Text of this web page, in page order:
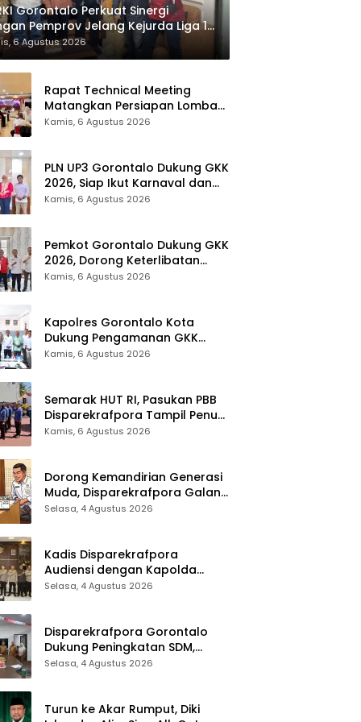
Gorontalo Perkuat Sinergi
Pemprov Jelang Kejurda Liga 1
Gubernur 2026
6 Agustus 2026
Rapat Technical Meeting
Matangkan Persiapan Lomba
Olahraga Masyarakat Tingkat
Kamis, 6 Agustus 2026
PLN UP3 Gorontalo Dukung GKK
2026, Siap Ikut Karnaval dan
Pastikan Ketersediaan Listrik
Kamis, 6 Agustus 2026
Pemkot Gorontalo Dukung GKK
2026, Dorong Keterlibatan
UMKM dan Ekraf Lokal
Kamis, 6 Agustus 2026
Kapolres Gorontalo Kota
Dukung Pengamanan GKK
2026, Disparekrafpora Perkuat
Kamis, 6 Agustus 2026
Semarak HUT RI, Pasukan PBB
Disparekrafpora Tampil Penuh
Semangat
Kamis, 6 Agustus 2026
Dorong Kemandirian Generasi
Muda, Disparekrafpora Galang
Dukungan Penuh Para Aleg
Selasa, 4 Agustus 2026
Kadis Disparekrafpora
Audiensi dengan Kapolda
Gorontalo, Perkuat Sinergi
Selasa, 4 Agustus 2026
Disparekrafpora Gorontalo
Dukung Peningkatan SDM,
Berikan Rekomendasi Studi S3
Selasa, 4 Agustus 2026
Turun ke Akar Rumput, Diki